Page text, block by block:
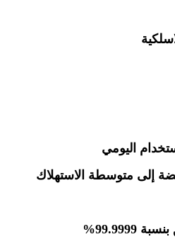
اليومي
إلى متوسطة الاستهلاك